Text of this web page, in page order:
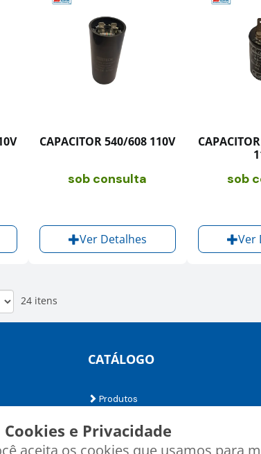
CAPACITOR 540/608 110V
sob consulta
Ver Detalhes
sob
Ver
24 itens
CATÁLOGO
Produtos
Termos de uso
Política de privacidade
Cookies e Privacidade
aceita os cookies que usamos para